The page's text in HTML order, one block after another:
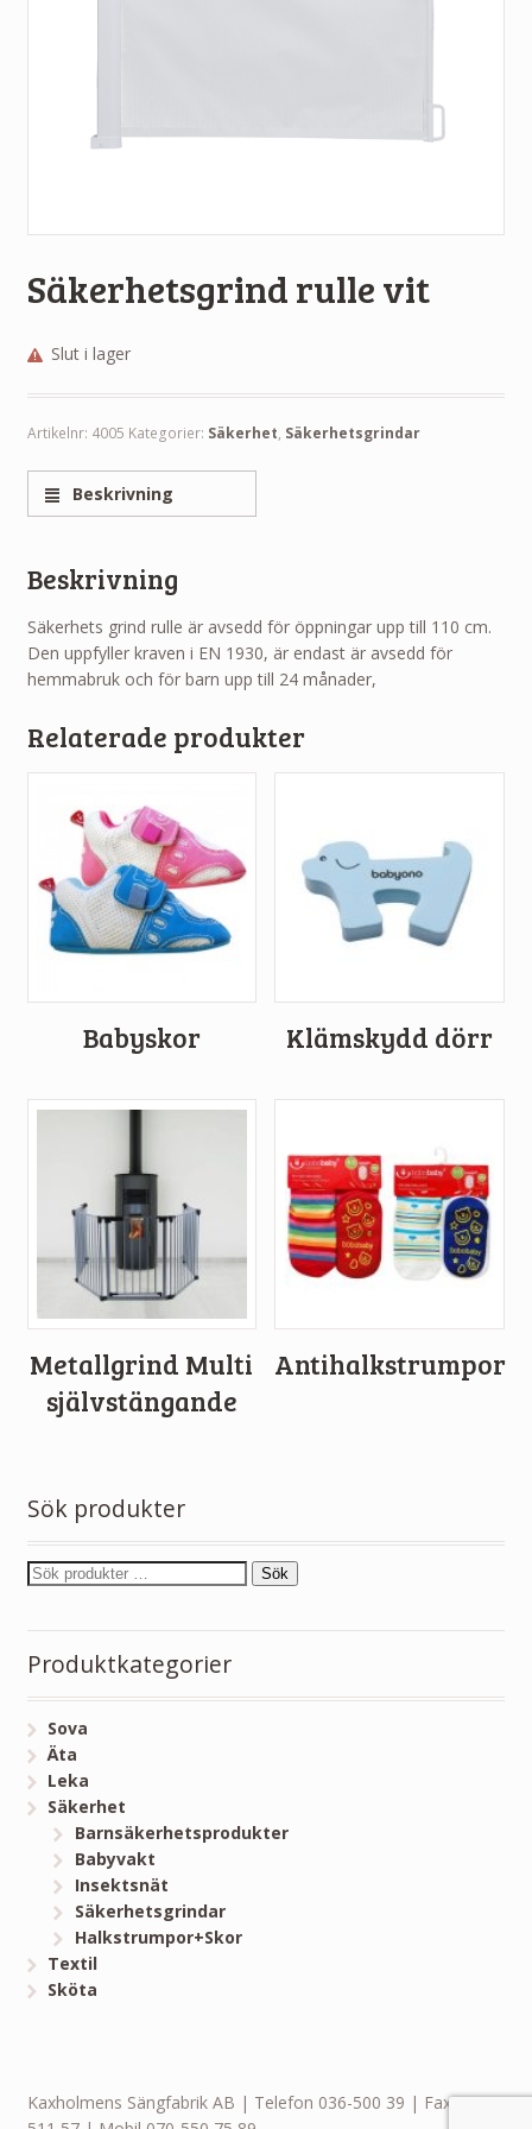
Säkerhetsgrind rulle vit
Slut i lager
Artikelnr: 4005 Kategorier: Säkerhet, Säkerhetsgrindar
Beskrivning
Beskrivning
Säkerhets grind rulle är avsedd för öppningar upp till 110 cm.
Den uppfyller kraven i EN 1930, är endast är avsedd för
hemmabruk och för barn upp till 24 månader,
Relaterade produkter
Babyskor Klämskydd dörr
Metallgrind Multi
självstängande
Antihalkstrumpor
Sök produkter
Sök
Produktkategorier
Sova
Äta
Leka
Säkerhet
Barnsäkerhetsprodukter
Babyvakt
Insektsnät
Säkerhetsgrindar
Halkstrumpor+Skor
Textil
Sköta
Kaxholmens Sängfabrik AB | Telefon 036-500 39 | Fax 036-